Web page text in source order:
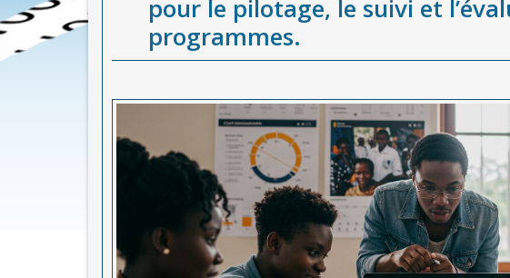
pour le pilotage, le suivi et
programmes.